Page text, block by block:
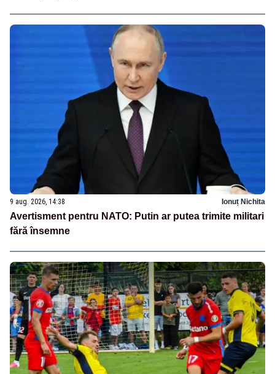
9 aug. 2026, 14:38 Ionuț Nichita
Avertisment pentru NATO: Putin ar putea trimite militari
fără însemne